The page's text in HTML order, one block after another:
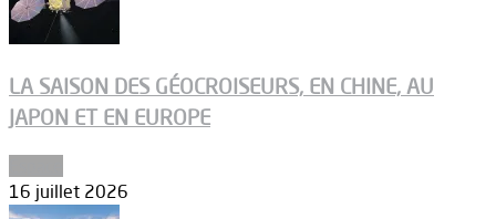
LA SAISON DES GÉOCROISEURS, EN CHINE, AU
JAPON ET EN EUROPE
16 juillet 2026